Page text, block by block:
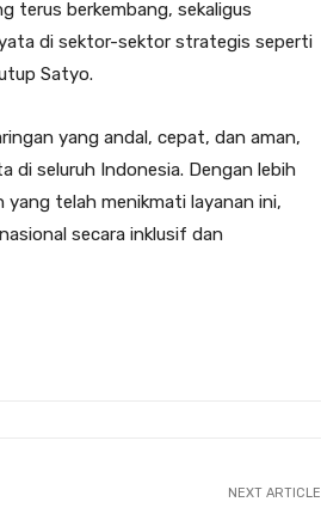
terus berkembang, sekaligus
di sektor-sektor strategis seperti
Satyo.
yang andal, cepat, dan aman,
di seluruh Indonesia. Dengan lebih
telah menikmati layanan ini,
secara inklusif dan
NEXT ARTICLE